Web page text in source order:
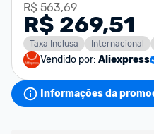
R$ 563,69
R$ 269,51
Taxa Inclusa Internacional
Vendido por: Aliexpress
Informações da